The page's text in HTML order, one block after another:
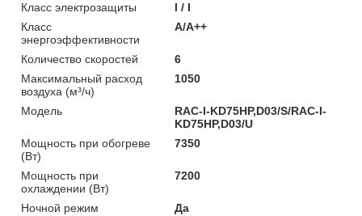
Класс электрозащиты
I / I
Класс
энергоэффективности
A/A++
Количество скоростей
6
Максимальный расход
воздуха (м³/ч)
1050
Модель
RAC-I-KD75HP,D03/S/RAC-I-
KD75HP,D03/U
Мощность при обогреве
(Вт)
7350
Мощность при
охлаждении (Вт)
7200
Ночной режим
Да